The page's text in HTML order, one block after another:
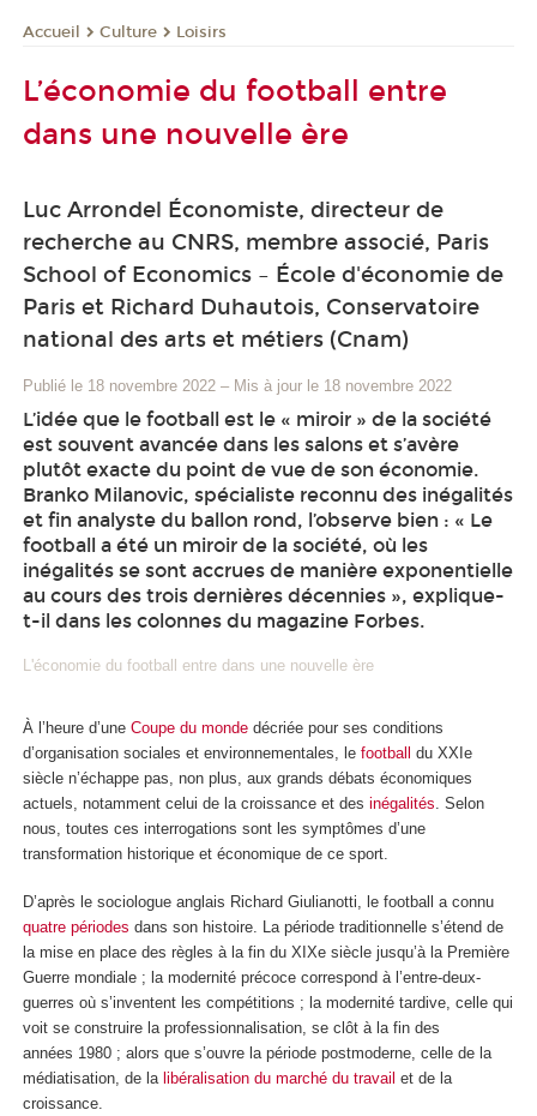
Accueil Culture Loisirs
L’économie du football entre
dans une nouvelle ère
Luc Arrondel Économiste, directeur de
recherche au CNRS, membre associé, Paris
School of Economics – École d'économie de
Paris et Richard Duhautois, Conservatoire
national des arts et métiers (Cnam)
Publié le 18 novembre 2022 – Mis à jour le 18 novembre 2022
L’idée que le football est le « miroir » de la société
est souvent avancée dans les salons et s’avère
plutôt exacte du point de vue de son économie.
Branko Milanovic, spécialiste reconnu des inégalités
et fin analyste du ballon rond, l’observe bien : « Le
football a été un miroir de la société, où les
inégalités se sont accrues de manière exponentielle
au cours des trois dernières décennies », explique-
t-il dans les colonnes du magazine Forbes.
L'économie du football entre dans une nouvelle ère
À l’heure d’une Coupe du monde décriée pour ses conditions
d’organisation sociales et environnementales, le football du XXIe
siècle n’échappe pas, non plus, aux grands débats économiques
actuels, notamment celui de la croissance et des inégalités . Selon
nous, toutes ces interrogations sont les symptômes d’une
transformation historique et économique de ce sport.
D’après le sociologue anglais Richard Giulianotti, le football a connu
quatre périodes dans son histoire. La période traditionnelle s’étend de
la mise en place des règles à la fin du XIXe siècle jusqu’à la Première
Guerre mondiale ; la modernité précoce correspond à l’entre-deux-
guerres où s’inventent les compétitions ; la modernité tardive, celle qui
voit se construire la professionnalisation, se clôt à la fin des
années 1980 ; alors que s’ouvre la période postmoderne, celle de la
médiatisation, de la libéralisation du marché du travail et de la
croissance.